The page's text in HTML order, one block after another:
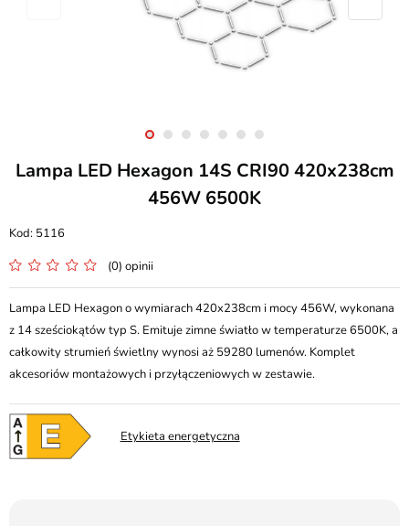
Lampa LED Hexagon 14S CRI90 420x238cm
456W 6500K
5116
(0) opinii
Lampa LED Hexagon o wymiarach 420x238cm i mocy 456W, wykonana
z 14 sześciokątów typ S. Emituje zimne światło w temperaturze 6500K, a
całkowity strumień świetlny wynosi aż 59280 lumenów. Komplet
akcesoriów montażowych i przyłączeniowych w zestawie.
Etykieta energetyczna